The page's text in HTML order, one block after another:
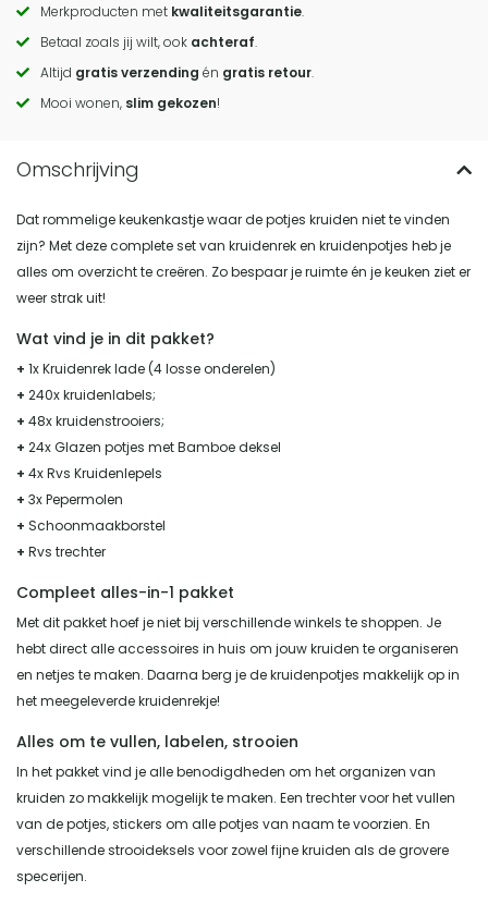
Call
to
actions
Merkproducten met kwaliteitsgarantie.
Betaal zoals jij wilt, ook achteraf.
Altijd gratis verzending én gratis retour.
Mooi wonen, slim gekozen!
Dat rommelige keukenkastje waar de potjes kruiden niet te vinden
zijn? Met deze complete set van kruidenrek en kruidenpotjes heb je
alles om overzicht te creëren. Zo bespaar je ruimte én je keuken ziet er
weer strak uit!
Wat vind je in dit pakket?
+ 1x Kruidenrek lade (4 losse onderelen)
+ 240x kruidenlabels;
+ 48x kruidenstrooiers;
+ 24x Glazen potjes met Bamboe deksel
+ 4x Rvs Kruidenlepels
+ 3x Pepermolen
+ Schoonmaakborstel
+ Rvs trechter
Compleet alles-in-1 pakket
Met dit pakket hoef je niet bij verschillende winkels te shoppen. Je
hebt direct alle accessoires in huis om jouw kruiden te organiseren
en netjes te maken. Daarna berg je de kruidenpotjes makkelijk op in
het meegeleverde kruidenrekje!
Alles om te vullen, labelen, strooien
In het pakket vind je alle benodigdheden om het organizen van
kruiden zo makkelijk mogelijk te maken. Een trechter voor het vullen
van de potjes, stickers om alle potjes van naam te voorzien. En
verschillende strooideksels voor zowel fijne kruiden als de grovere
specerijen.